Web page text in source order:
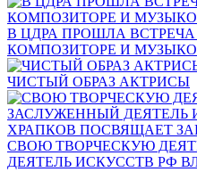
В ЦДРА ПРОШЛА
КОМПОЗИТОРЕ И
ЧИСТЫЙ ОБРАЗ АКТРИСЫ
СВОЮ ТВОРЧЕСКУЮ
ДЕЯТЕЛЬ ИСКУССТВ РФ